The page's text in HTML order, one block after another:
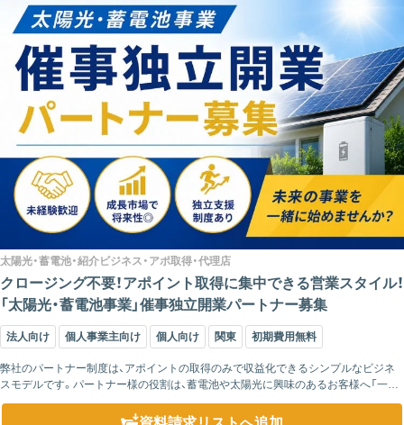
太陽光・蓄電池・紹介ビジネス・アポ取得・代理店
クロージング不要！アポイント取得に集中できる営業スタイル！
「太陽光・蓄電池事業」催事独立開業パートナー募集
法人向け 個人事業主向け 個人向け 関東 初期費用無料
弊社のパートナー制度は、アポイントの取得のみで収益化できるシンプルなビジネ
スモデルです。パートナー様の役割は、蓄電池や太陽光に興味のあるお客様へ「一度
話だけ聞いてみませんか？」とご案内し、商談の機会を作ることだけ。その後の提案・